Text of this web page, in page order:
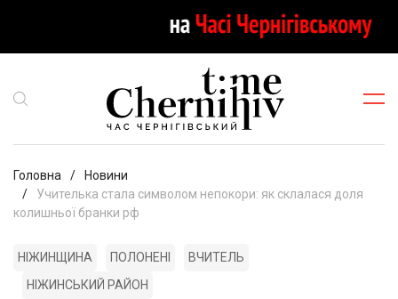
Головна
Новини
Учителька стала символом непокори: як склалася доля
колишньої бранки рф
НІЖИНЩИНА ПОЛОНЕНІ
ВЧИТЕЛЬ
НІЖИНСЬКИЙ РАЙОН